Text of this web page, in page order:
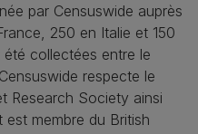
par Censuswide auprès
250 en Italie et 150
collectées entre le
respecte le
Research Society ainsi
est membre du British